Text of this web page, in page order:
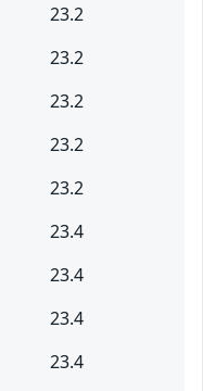
23.2
23.2
23.2
23.2
23.2
23.4
23.4
23.4
23.4